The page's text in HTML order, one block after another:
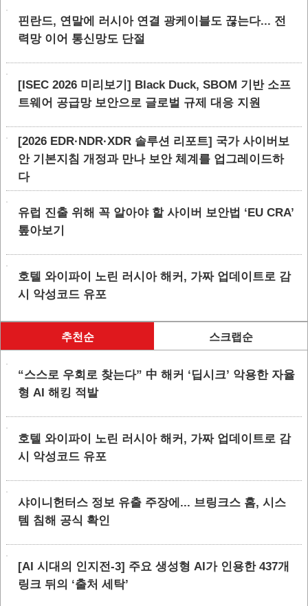
핀란드, 연말에 러시아 연결 광케이블도 끊는다... 전
력망 이어 통신망도 단절
[ISEC 2026 미리보기] Black Duck, SBOM 기반 소프
트웨어 공급망 보안으로 글로벌 규제 대응 지원
[2026 EDR·NDR·XDR 솔루션 리포트] 국가 사이버보
안 기본지침 개정과 만나 보안 체계를 업그레이드하
다
유럽 진출 위해 꼭 알아야 할 사이버 보안법 ‘EU CRA’
톺아보기
호텔 와이파이 노린 러시아 해커, 가짜 업데이트로 감
시 악성코드 유포
추천순 스크랩순
“스스로 우회로 찾는다” 中 해커 ‘딥시크’ 악용한 자율
형 AI 해킹 적발
호텔 와이파이 노린 러시아 해커, 가짜 업데이트로 감
시 악성코드 유포
샤이니헌터스 정보 유출 주장에... 브링크스 홈, 시스
템 침해 공식 확인
[AI 시대의 인지전-3] 주요 생성형 AI가 인용한 437개
링크 뒤의 ‘출처 세탁’